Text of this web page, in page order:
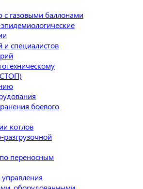
газовыми баллонами
и специалистов
боевого
котлов
переносным